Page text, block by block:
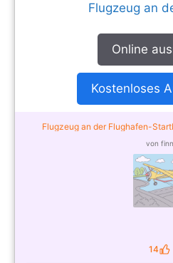
Online
Kostenloses
Flugzeug an der Flughafen-
von finn
14
Likes